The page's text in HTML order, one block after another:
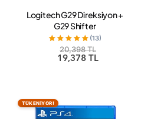
Logitech G29 Direksiyon +
G29 Shifter
(13)
20,398 TL
19,378 TL
TÜKENİYOR!